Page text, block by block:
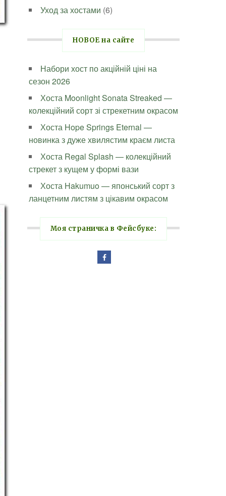
Уход за хостами (6)
НОВОЕ на сайте
Набори хост по акційній ціні на
сезон 2026
Хоста Moonlight Sonata Streaked —
колекційний сорт зі стрекетним окрасом
Хоста Hope Springs Eternal —
новинка з дуже хвилястим краєм листа
Хоста Regal Splash — колекційний
стрекет з кущем у формі вази
Хоста Hakumuo — японський сорт з
ланцетним листям з цікавим окрасом
Моя страничка в Фейсбуке: